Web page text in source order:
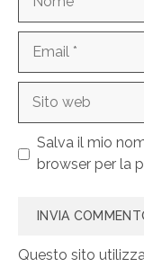
web
Salva il mio
browser per la
Questo sito